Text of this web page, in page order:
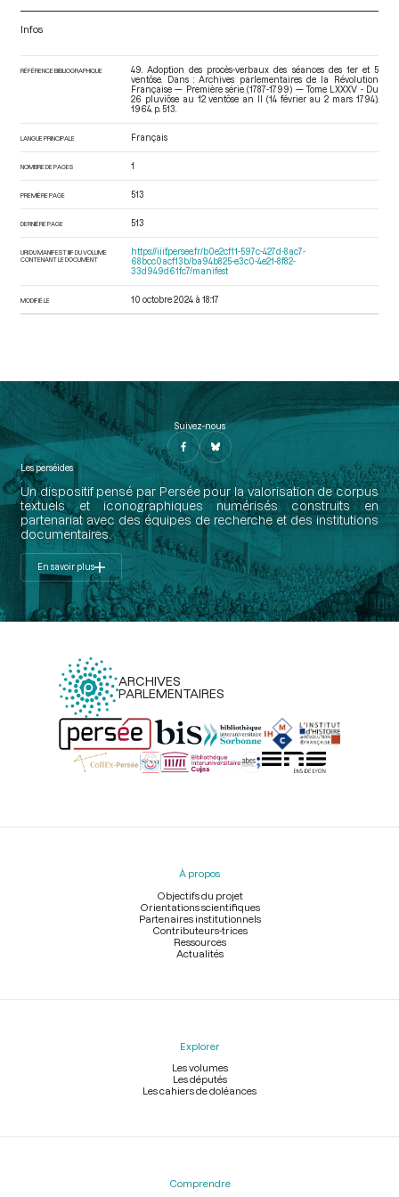
Infos
RÉFÉRENCE BIBLIOGRAPHIQUE
49. Adoption des procès-verbaux des séances des 1er et 5
ventôse. Dans : Archives parlementaires de la Révolution
Française — Première série (1787-1799) — Tome LXXXV - Du
26 pluviôse au 12 ventôse an II (14 février au 2 mars 1794).
1964. p. 513.
LANGUE PRINCIPALE Français
NOMBRE DE PAGES 1
PREMIÈRE PAGE 513
DERNIÈRE PAGE 513
URI DU MANIFEST IIIF DU VOLUME
CONTENANT LE DOCUMENT
https://iiif.persee.fr/b0e2cf11-597c-427d-8ac7-
68bcc0acf13b/ba94b825-e3c0-4e21-8f82-
33d949d61fc7/manifest
MODIFIÉ LE 10 octobre 2024 à 18:17
Suivez-nous
Les perséides
Un dispositif pensé par Persée pour la valorisation de corpus
textuels et iconographiques numérisés construits en
partenariat avec des équipes de recherche et des institutions
documentaires.
En savoir plus
ARCHIVES
PARLEMENTAIRES
Menu
À propos
Objectifs du projet
Orientations scientifiques
Partenaires institutionnels
Contributeurs-trices
Ressources
Actualités
Explorer
Les volumes
Les députés
Les cahiers de doléances
Comprendre